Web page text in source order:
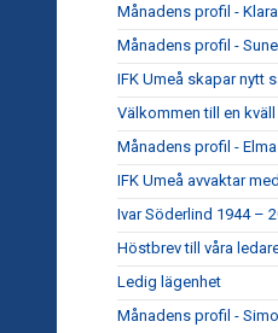
Månadens profil -
Månadens profil -
IFK Umeå skapar nytt
Välkommen till en
Månadens profil -
IFK Umeå avvaktar
Ivar Söderlind 1944 –
Höstbrev till våra
Ledig lägenhet
Månadens profil -